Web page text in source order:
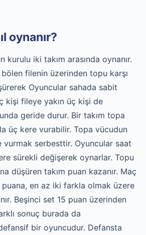
oynanır?
kurulu iki takım arasında oynanır.
filenin üzerinden topu karşı
Oyuncular sahada sabit
kişi fileye yakın üç kişi de
geride durur. Bir takım topa
üç kere vurabilir. Topa vücudun
vurmak serbesttir. Oyuncular saat
sürekli değişerek oynarlar. Topu
düşüren takım puan kazanır. Maç
en az iki farkla olmak üzere
Beşinci set 15 puan üzerinden
sonuç burada da
bir oyuncudur. Defansta